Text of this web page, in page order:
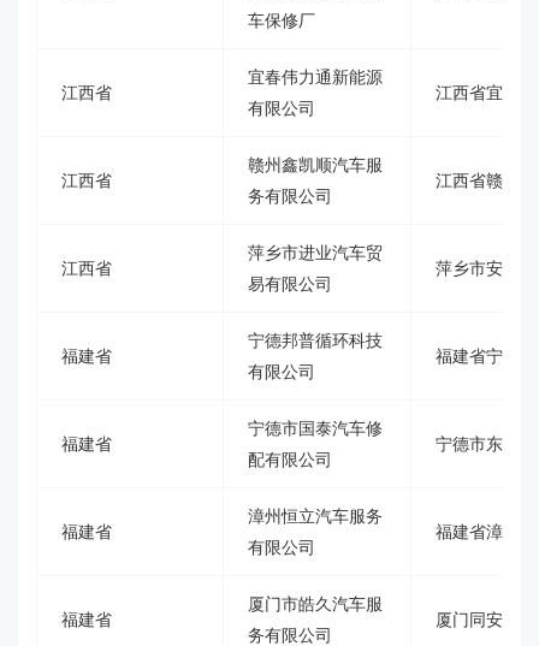
车保修厂
江西省
宜春伟力通新能源
有限公司
江西省宜春
江西省
赣州鑫凯顺汽车服
务有限公司
江西省赣州
江西省
萍乡市进业汽车贸
易有限公司
萍乡市安源
福建省
宁德邦普循环科技
有限公司
福建省宁德
福建省
宁德市国泰汽车修
配有限公司
宁德市东桥
福建省
漳州恒立汽车服务
有限公司
福建省漳州
福建省
厦门市皓久汽车服
务有限公司
厦门同安区